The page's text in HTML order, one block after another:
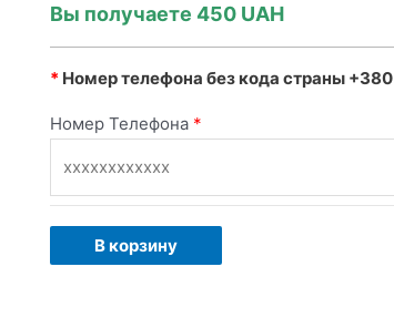
Вы получаете 450 UAH
* Номер телефона без кода страны +380
Номер Телефона *
В корзину